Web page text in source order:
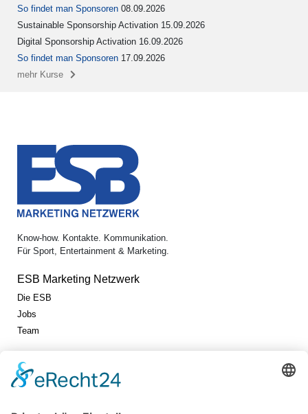
So findet man Sponsoren 08.09.2026
Sustainable Sponsorship Activation 15.09.2026
Digital Sponsorship Activation 16.09.2026
So findet man Sponsoren 17.09.2026
mehr Kurse
Know-how. Kontakte. Kommunikation.
Für Sport, Entertainment & Marketing.
ESB Marketing Netzwerk
Die ESB
Jobs
Team
Jetzt vernetzen!
Die ESB auf LinkedIn